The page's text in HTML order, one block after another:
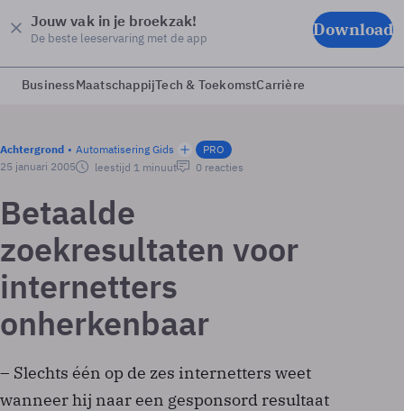
Jouw vak in je broekzak!
De beste leeservaring met de app Download
BusinessMaatschappijTech & ToekomstCarrière
Achtergrond Automatisering Gids
PRO
25 januari 2005
leestijd 1 minuut 0 reacties
Betaalde
zoekresultaten voor
internetters
onherkenbaar
– Slechts één op de zes internetters weet
wanneer hij naar een gesponsord resultaat